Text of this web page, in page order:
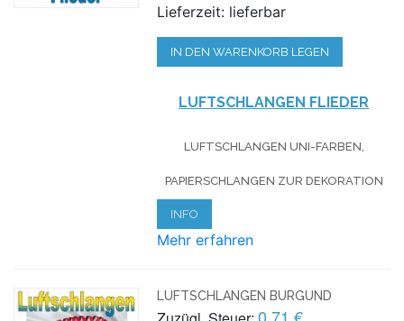
Lieferzeit: lieferbar
IN DEN WARENKORB LEGEN
LUFTSCHLANGEN FLIEDER
LUFTSCHLANGEN UNI-FARBEN,
PAPIERSCHLANGEN ZUR DEKORATION
INFO
Mehr erfahren
LUFTSCHLANGEN BURGUND